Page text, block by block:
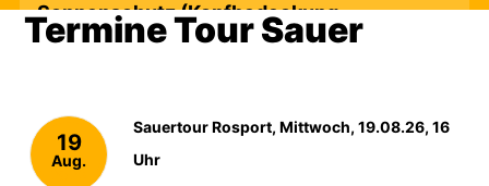
Sonnenschutz (Kopfbedeckung,
Sonnencreme), Handtuch und Badezeug
Termine Tour Sauer
19
Aug.
2026
Sauertour Rosport, Mittwoch, 19.08.26, 16
Uhr